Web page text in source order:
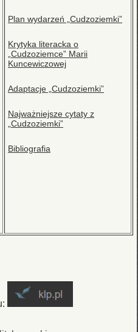
Plan wydarzeń „Cudzoziemki”
Krytyka literacka o
„Cudzoziemce” Marii
Kuncewiczowej
Adaptacje „Cudzoziemki”
Najważniejsze cytaty z
„Cudzoziemki”
Bibliografia